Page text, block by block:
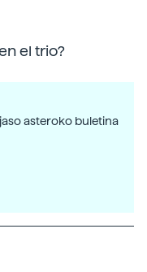
el trio?
asteroko buletina